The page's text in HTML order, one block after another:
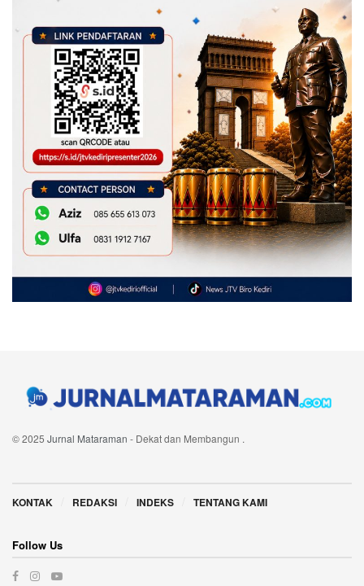
© 2025 Jurnal Mataraman - Dekat dan Membangun .
KONTAK REDAKSI INDEKS TENTANG KAMI
Follow Us